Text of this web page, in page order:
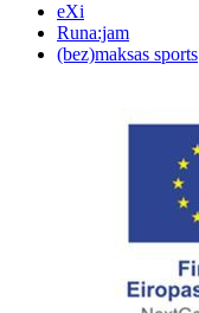
eXi
Runa:jam
(bez)maksas sports